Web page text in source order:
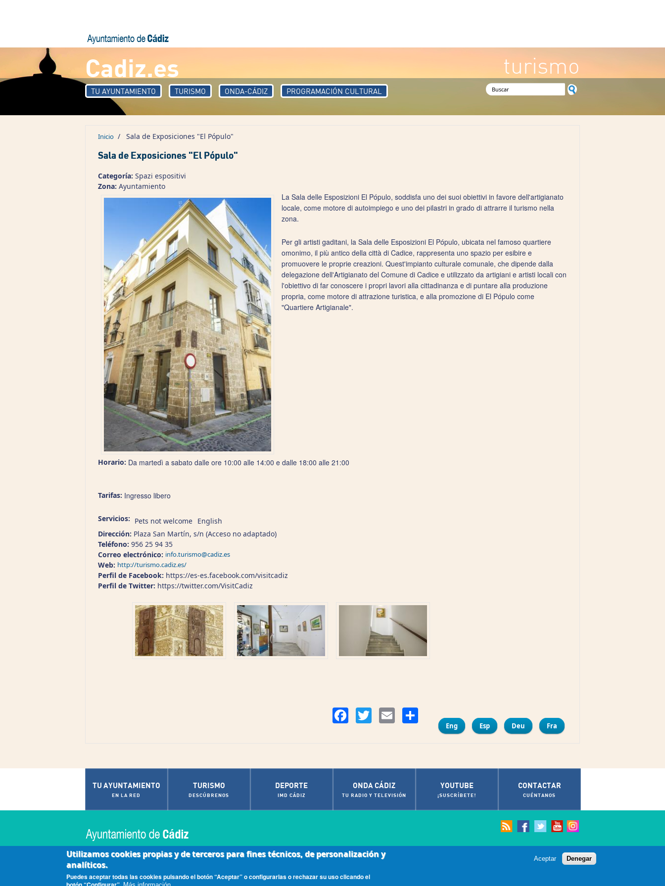
Cadiz.es turismo
TU AYUNTAMIENTO TURISMO ONDA-CÁDIZ PROGRAMACIÓN CULTURAL Formulario de búsqueda
Inicio / Sala de Exposiciones "El Pópulo"
Sala de Exposiciones "El Pópulo"
Categoría: Spazi espositivi
Zona: Ayuntamiento
La Sala delle Esposizioni El Pópulo, soddisfa uno dei suoi obiettivi in favore dell'artigianato
locale, come motore di autoimpiego e uno dei pilastri in grado di attrarre il turismo nella
zona.
Per gli artisti gaditani, la Sala delle Esposizioni El Pópulo, ubicata nel famoso quartiere
omonimo, il più antico della città di Cadice, rappresenta uno spazio per esibire e
promuovere le proprie creazioni. Quest'impianto culturale comunale, che dipende dalla
delegazione dell'Artigianato del Comune di Cadice e utilizzato da artigiani e artisti locali con
l'obiettivo di far conoscere i propri lavori alla cittadinanza e di puntare alla produzione
propria, come motore di attrazione turistica, e alla promozione di El Pópulo come
"Quartiere Artigianale".
Horario: Da martedì a sabato dalle ore 10:00 alle 14:00 e dalle 18:00 alle 21:00
Tarifas: Ingresso libero
Servicios: Pets not welcome English
Dirección: Plaza San Martín, s/n (Acceso no adaptado)
Teléfono: 956 25 94 35
Correo electrónico: info.turismo@cadiz.es
Web: http://turismo.cadiz.es/
Perfil de Facebook: https://es-es.facebook.com/visitcadiz
Perfil de Twitter: https://twitter.com/VisitCadiz
FacebookTwitter Email Compartir
Eng Esp Deu Fra
TU AYUNTAMIENTO
EN LA RED
TURISMO
DESCÚBRENOS
DEPORTE
IMD CÁDIZ
ONDA CÁDIZ
TU RADIO Y TELEVISIÓN
YOUTUBE
¡SUSCRÍBETE!
CONTACTAR
CUÉNTANOS
Accesibilidad © Ayuntamiento de Cádiz 2012
Utilizamos cookies propias y de terceros para fines técnicos, de personalización y
analíticos.
Puedes aceptar todas las cookies pulsando el botón “Aceptar” o configurarlas o rechazar su uso clicando el
Aceptar Denegar